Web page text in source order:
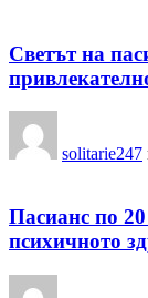
Светът на
solitarie247
Пасианс по
психичното